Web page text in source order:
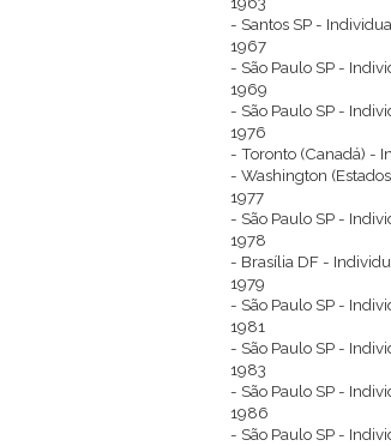
- Santos SP -
1967
- São Paulo SP -
1969
- São Paulo SP -
1976
- Toronto (Canadá) -
- Washington
1977
- São Paulo SP -
1978
- Brasília DF -
1979
- São Paulo SP -
1981
- São Paulo SP -
1983
- São Paulo SP -
1986
- São Paulo SP -